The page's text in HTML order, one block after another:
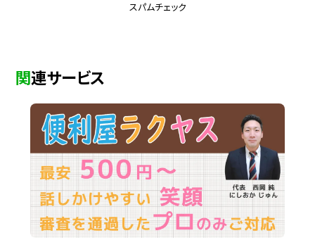
スパムチェック
関連サービス